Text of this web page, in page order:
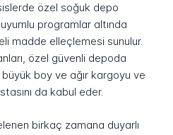
özel soğuk depo
programlar altında
madde elleçlemesi sunulur.
özel güvenli depoda
boy ve ağır kargoyu ve
da kabul eder.
birkaç zamana duyarlı